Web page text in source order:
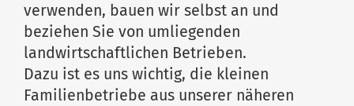
verwenden, bauen wir selbst an und
beziehen Sie von umliegenden
landwirtschaftlichen Betrieben.
Dazu ist es uns wichtig, die kleinen
Familienbetriebe aus unserer näheren